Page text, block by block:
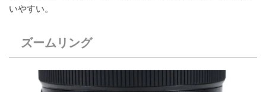
いやすい。
ズームリング